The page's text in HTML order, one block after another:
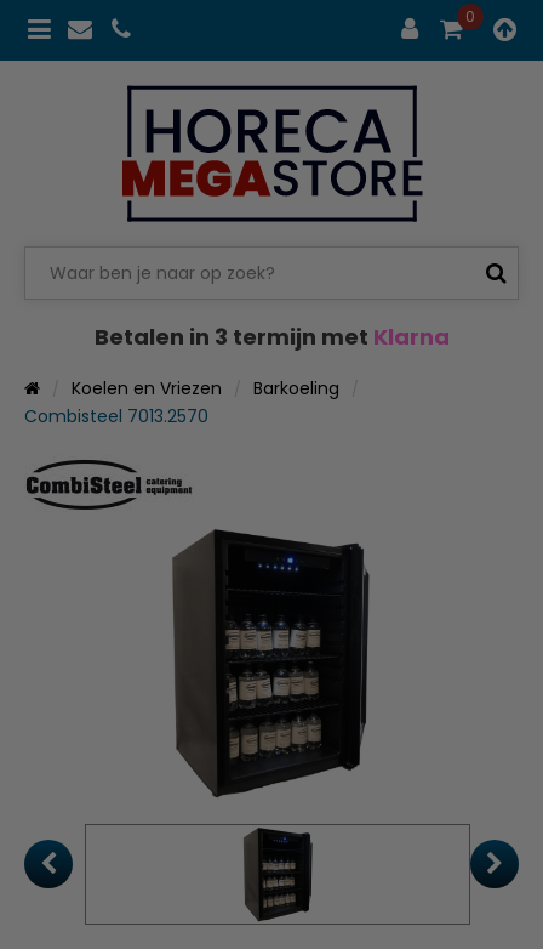
0
Betalen in 3 termijn met Klarna
Koelen en Vriezen
Barkoeling
Combisteel 7013.2570